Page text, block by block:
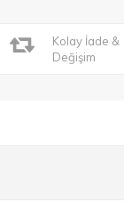
Kolay İade &
Değişim